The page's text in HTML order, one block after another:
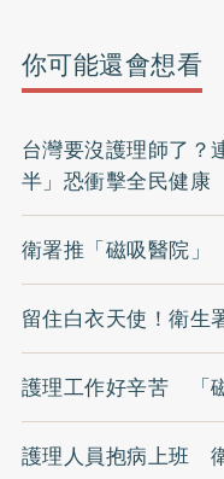
你可能還會想看
台灣要沒護理師了？
半」恐衝擊全民健康
衛署推「磁吸醫院
留住白衣天使！衛生
護理工作好辛苦 「
護理人員抱病上班